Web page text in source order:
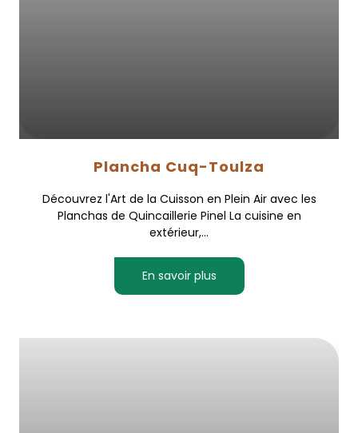
Plancha Cuq-Toulza
Découvrez l'Art de la Cuisson en Plein Air avec les
Planchas de Quincaillerie Pinel La cuisine en
extérieur,...
En savoir plus